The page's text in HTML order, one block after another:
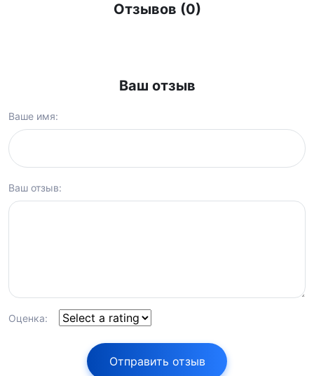
Отзывов (0)
Ваш отзыв
Ваше имя:
Ваш отзыв:
Оценка:
Отправить отзыв